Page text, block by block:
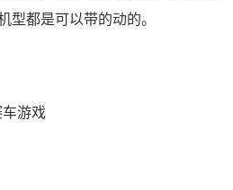
型都是可以带的动的。